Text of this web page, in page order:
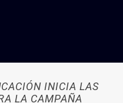
INICIA LAS
LA CAMPAÑA